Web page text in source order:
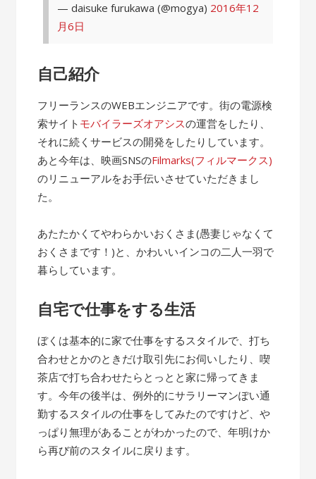
— daisuke furukawa (@mogya) 2016年12
月6日
自己紹介
フリーランスのWEBエンジニアです。街の電源検
索サイト モバイラーズオアシスの運営をしたり、
それに続くサービスの開発をしたりしています。
あと今年は、映画SNSのFilmarks(フィルマークス)
のリニューアルをお手伝いさせていただきまし
た。
あたたかくてやわらかいおくさま(愚妻じゃなくて
おくさまです！)と、かわいいインコの二人一羽で
暮らしています。
自宅で仕事をする生活
ぼくは基本的に家で仕事をするスタイルで、打ち
合わせとかのときだけ取引先にお伺いしたり、喫
茶店で打ち合わせたらとっとと家に帰ってきま
す。今年の後半は、例外的にサラリーマンぽい通
勤するスタイルの仕事をしてみたのですけど、や
っぱり無理があることがわかったので、年明けか
ら再び前のスタイルに戻ります。